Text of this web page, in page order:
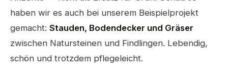
haben wir es auch bei unserem Beispielprojekt
gemacht: Stauden, Bodendecker und Gräser
zwischen Natursteinen und Findlingen. Lebendig,
schön und trotzdem pflegeleicht.